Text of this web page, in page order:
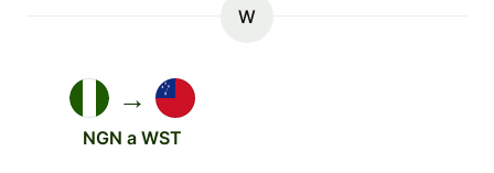
W
→
NGN a WST